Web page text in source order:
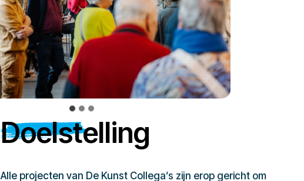
Doelstelling
Alle projecten van De Kunst Collega’s zijn erop gericht om